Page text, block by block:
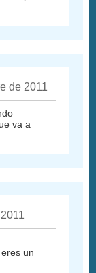
de 2011
va a
un